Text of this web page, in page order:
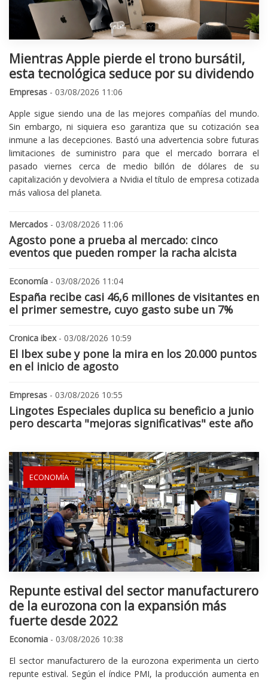
Mientras Apple pierde el trono bursátil,
esta tecnológica seduce por su dividendo
Empresas - 03/08/2026 11:06
Apple sigue siendo una de las mejores compañías del mundo.
Sin embargo, ni siquiera eso garantiza que su cotización sea
inmune a las decepciones. Bastó una advertencia sobre futuras
limitaciones de suministro para que el mercado borrara el
pasado viernes cerca de medio billón de dólares de su
capitalización y devolviera a Nvidia el título de empresa cotizada
más valiosa del planeta.
Mercados - 03/08/2026 11:06
Agosto pone a prueba al mercado: cinco
eventos que pueden romper la racha alcista
Economía - 03/08/2026 11:04
España recibe casi 46,6 millones de visitantes en
el primer semestre, cuyo gasto sube un 7%
Cronica ibex- 03/08/2026 10:59
El Ibex sube y pone la mira en los 20.000 puntos
en el inicio de agosto
Empresas - 03/08/2026 10:55
Lingotes Especiales duplica su beneficio a junio
pero descarta "mejoras significativas" este año
ECONOMÍA
Repunte estival del sector manufacturero
de la eurozona con la expansión más
fuerte desde 2022
Economia - 03/08/2026 10:38
El sector manufacturero de la eurozona experimenta un cierto
repunte estival. Según el índice PMI, la producción aumenta en